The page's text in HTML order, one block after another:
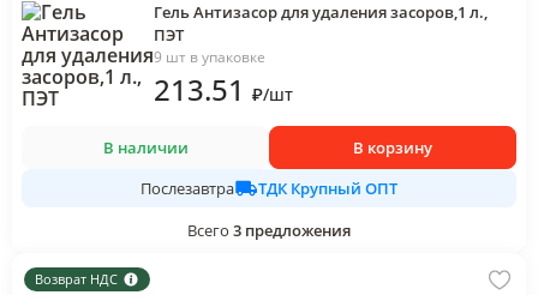
Гель Антизасор для удаления засоров,1 л.,
ПЭТ
9 шт в упаковке
213.51 ₽/шт
В наличии
В корзину
Послезавтра
ТДК Крупный ОПТ
Всего 3 предложения
Возврат НДС